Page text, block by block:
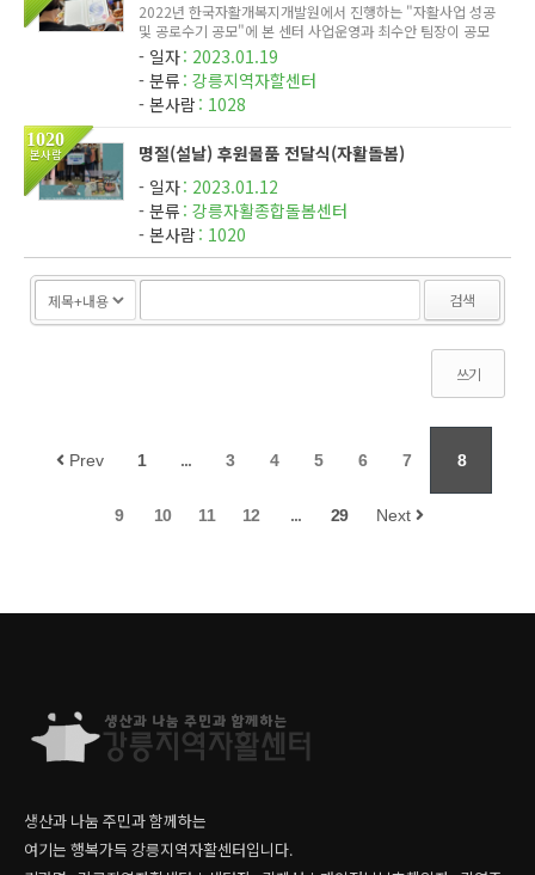
2022년 한국자활개복지개발원에서 진행하는 "자활사업 성공
및 공로수기 공모"에 본 센터 사업운영과 최수안 팀장이 공모
에 당선되었습니다. 코로나 등으로 별도의 시상식이 없었으며,
본 센터(이명숙 센터장) 직원회의에서 약식으로 진행되었습니
다.
일자 2023.01.19
분류 강릉지역자할센터
본사람 1028
1020
본사람
명절(설날) 후원물품 전달식(자활돌봄)
일자 2023.01.12
분류 강릉자활종합돌봄센터
본사람 1020
검색
쓰기
Prev 1 ... 3 4 5 6 7 8
9 10 11 12 ... 29 Next
생산과 나눔 주민과 함께하는
여기는 행복가득 강릉지역자활센터입니다.